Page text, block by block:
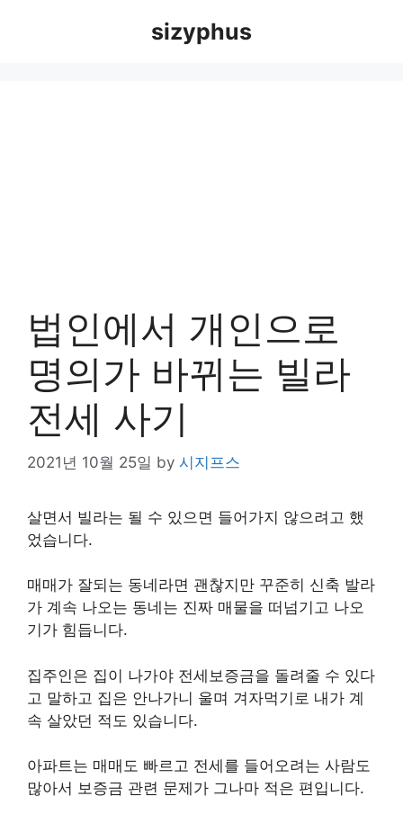
sizyphus
법인에서 개인으로
명의가 바뀌는 빌라
전세 사기
2021년 10월 25일 by 시지프스
살면서 빌라는 될 수 있으면 들어가지 않으려고 했
었습니다.
매매가 잘되는 동네라면 괜찮지만 꾸준히 신축 발라
가 계속 나오는 동네는 진짜 매물을 떠넘기고 나오
기가 힘듭니다.
집주인은 집이 나가야 전세보증금을 돌려줄 수 있다
고 말하고 집은 안나가니 울며 겨자먹기로 내가 계
속 살았던 적도 있습니다.
아파트는 매매도 빠르고 전세를 들어오려는 사람도
많아서 보증금 관련 문제가 그나마 적은 편입니다.